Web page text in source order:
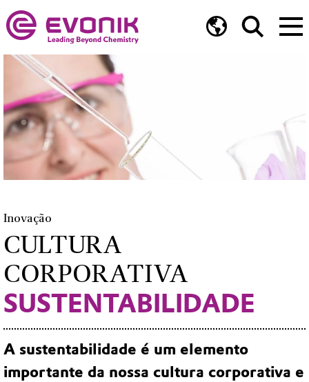
Inovação
CULTURA
CORPORATIVA
SUSTENTABILIDADE
A sustentabilidade é um elemento
importante da nossa cultura corporativa e